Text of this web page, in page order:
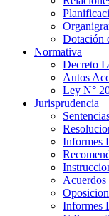
Dotación
Normativa
Decreto
Autos
Ley N°
Jurisprudencia
Informes
Informes